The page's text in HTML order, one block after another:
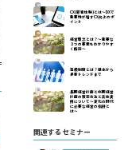
02
CX(顧客体験)とは～DXで
重要性が増すCX向上のポ
イント
03
経営理念とは？～重要な
３つの要素をわかりやす
く解説～
等級制度とは？基本から
最新トレンドまで
05
長期経営計画と中期経営
計画の策定方法と具体実
例について〜変化の時代
に必要な経営の指針と
は〜
関連するセミナー